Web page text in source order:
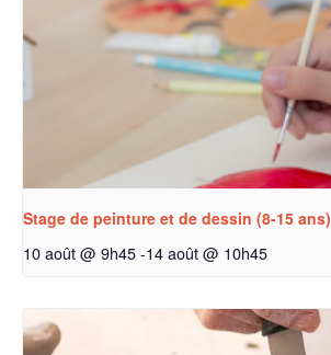
Stage de peinture et de dessin (8-15 ans)
10 août @ 9h45-14 août @ 10h45